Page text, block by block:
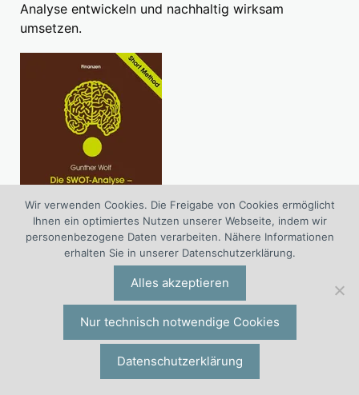
Analyse entwickeln und nachhaltig wirksam
umsetzen.
Die SWOT-Analyse.
Erfolg im strategischen Controlling.
Short Method.
» Ansehen
Tätigkeitsbereiche
Wir verwenden Cookies. Die Freigabe von Cookies ermöglicht
Ihnen ein optimiertes Nutzen unserer Webseite, indem wir
personenbezogene Daten verarbeiten. Nähere Informationen
erhalten Sie in unserer Datenschutzerklärung.
Alles akzeptieren
Nur technisch notwendige Cookies
Datenschutzerklärung